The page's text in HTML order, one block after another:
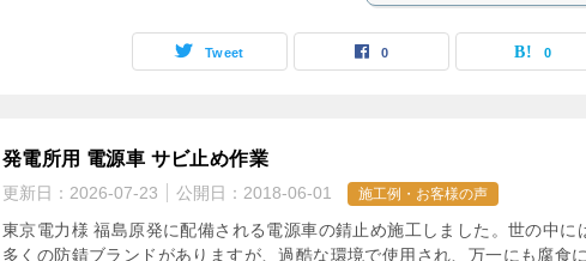
Tweet 0 0
発電所用 電源車 サビ止め作業
更新日： 2026-07-23 公開日： 2018-06-01 施工例・お客様の声
東京電力様 福島原発に配備される電源車の錆止め施工しました。世の中に
多くの防錆ブランドがありますが、過酷な環境で使用され、万一にも腐食